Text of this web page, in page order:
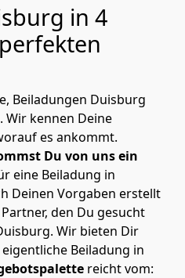
in 4
Beiladungen Duisburg
Wir kennen Deine
es ankommt.
Du von uns ein
eine Beiladung in
Deinen Vorgaben erstellt
den Du gesucht
Wir bieten Dir
Beiladung in
reicht vom: